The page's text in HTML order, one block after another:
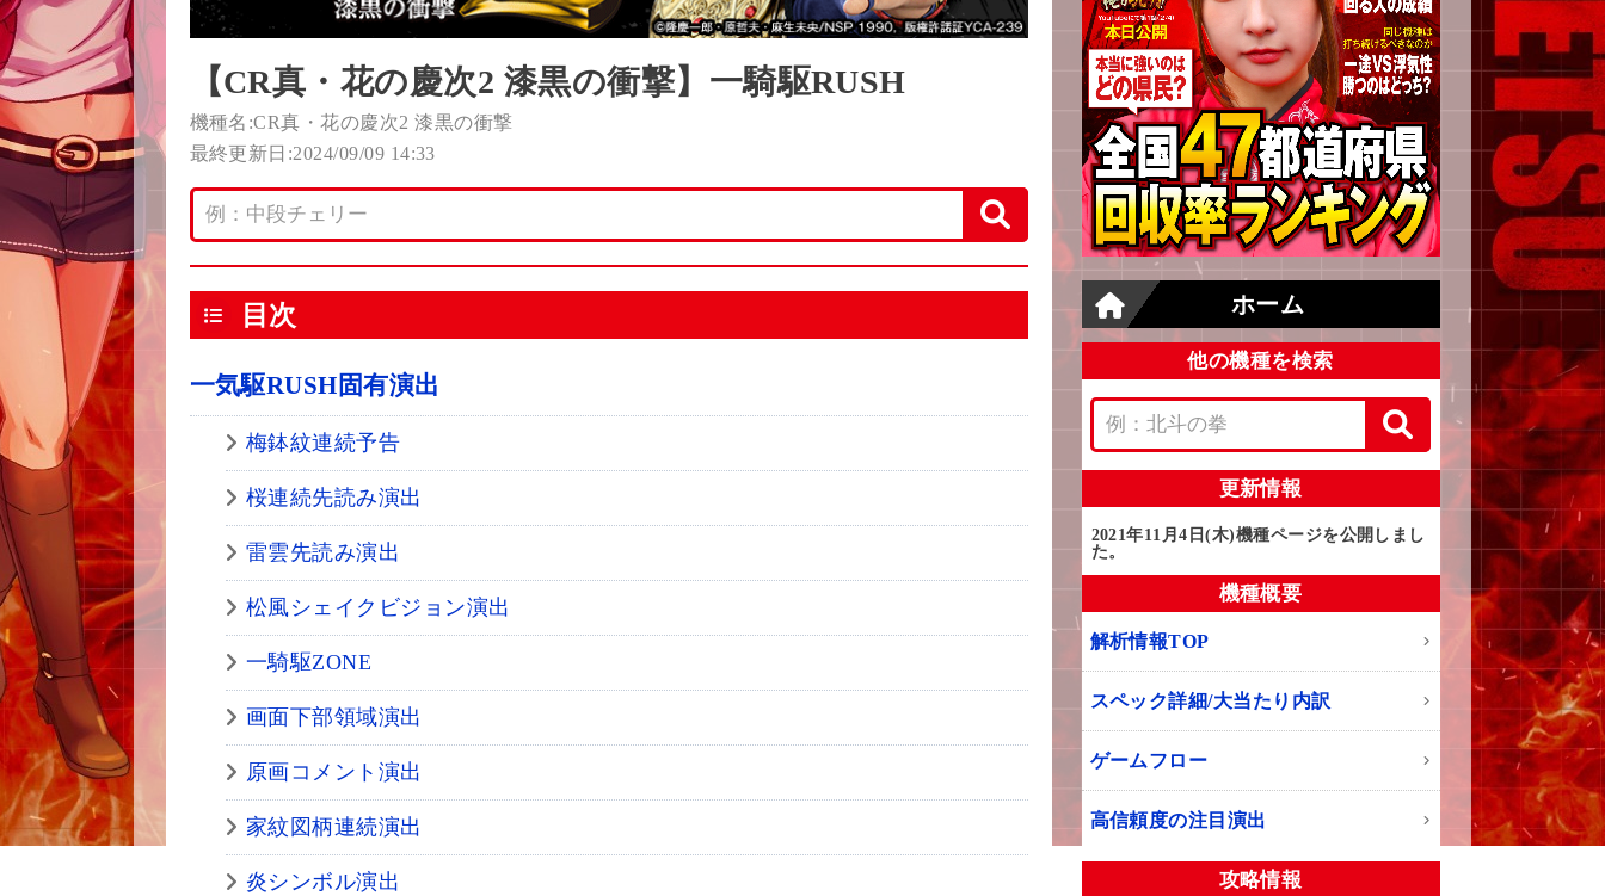
【CR真・花の慶次2 漆黒の衝撃】一騎駆RUSH
機種名:CR真・花の慶次2 漆黒の衝撃
最終更新日:2024/09/09 14:33
目次
一気駆RUSH固有演出
梅鉢紋連続予告
桜連続先読み演出
雷雲先読み演出
松風シェイクビジョン演出
一騎駆ZONE
画面下部領域演出
原画コメント演出
家紋図柄連続演出
炎シンボル演出
ホーム
他の機種を検索
更新情報
2021年11月4日(木)機種ページを公開しまし
た。
機種概要
解析情報TOP
スペック詳細/大当たり内訳
ゲームフロー
高信頼度の注目演出
攻略情報